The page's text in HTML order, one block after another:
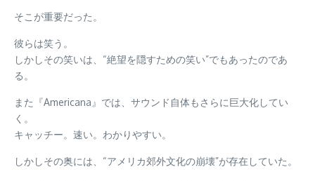
そこが重要だった。
彼らは笑う。
しかしその笑いは、“絶望を隠すための笑い”でもあったのであ
る。
また『Americana』では、サウンド自体もさらに巨大化してい
く。
キャッチー。速い。わかりやすい。
しかしその奥には、“アメリカ郊外文化の崩壊”が存在していた。